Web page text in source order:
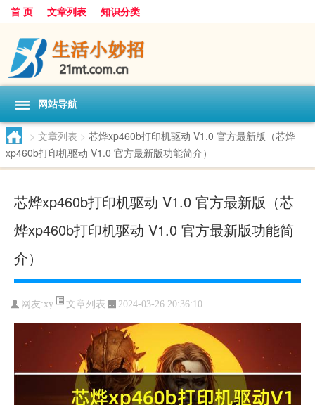
首 页 文章列表 知识分类
网站导航
> 文章列表 > 芯烨xp460b打印机驱动 V1.0 官方最新版（芯烨
xp460b打印机驱动 V1.0 官方最新版功能简介）
芯烨xp460b打印机驱动 V1.0 官方最新版（芯
烨xp460b打印机驱动 V1.0 官方最新版功能简
介）
网友:xy 文章列表 2024-03-26 20:36:10